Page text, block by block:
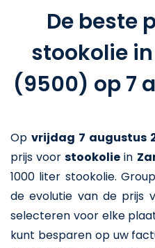
De beste
stookolie
(9500) op 7
Op vrijdag 7 augustus
prijs voorstookolie in
1000 liter stookolie.
de evolutie van de prijs
selecteren voor elke
kunt besparen op uw